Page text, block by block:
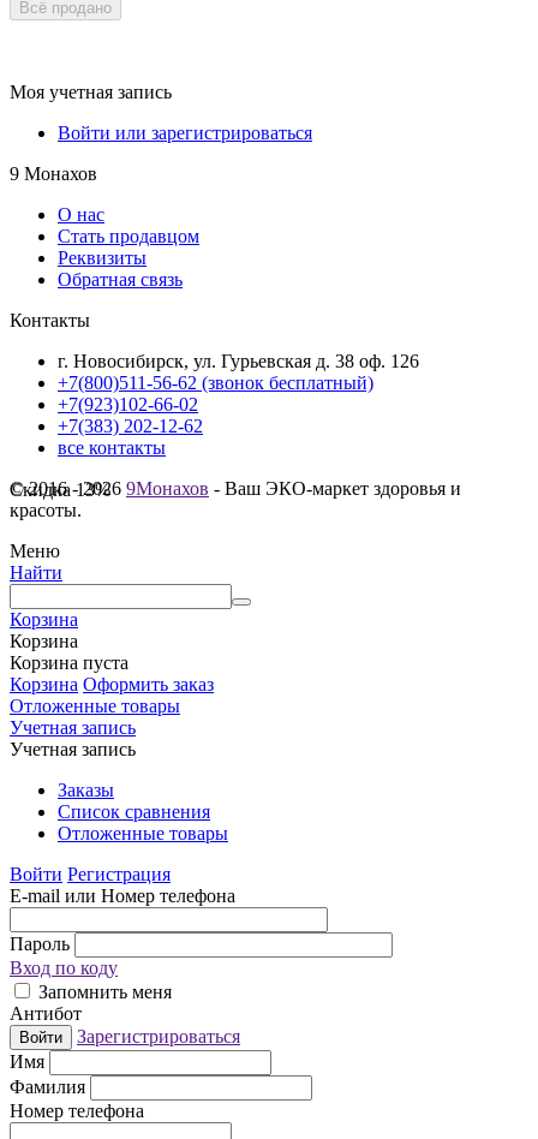
Скидка13%
Всё продано
Моя учетная запись
Войти или зарегистрироваться
9 Монахов
О нас
Стать продавцом
Реквизиты
Обратная связь
Контакты
г. Новосибирск, ул. Гурьевская д. 38 оф. 126
+7(800)511-56-62 (звонок бесплатный)
+7(923)102-66-02
+7(383) 202-12-62
все контакты
© 2016 - 2026 9Монахов - Ваш ЭКО-маркет здоровья и
красоты.
Меню
Найти
Корзина
Корзина
Корзина пуста
Корзина Оформить заказ
Отложенные товары
Учетная запись
Учетная запись
Заказы
Список сравнения
Отложенные товары
Войти Регистрация
E-mail или Номер телефона
Пароль
Вход по коду
Запомнить меня
Антибот
Войти
Зарегистрироваться
Имя
Фамилия
Номер телефона